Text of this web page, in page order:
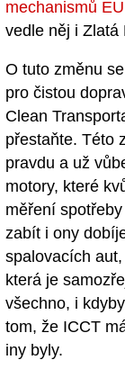
mechanismů EU
vedle něj i Zlatá
O tuto změnu
pro čistou
Clean
přestaňte. Této
pravdu a už
motory, které
měření
zabít i ony
spalovacích
která je
všechno, i
tom, že ICCT
iny byly.